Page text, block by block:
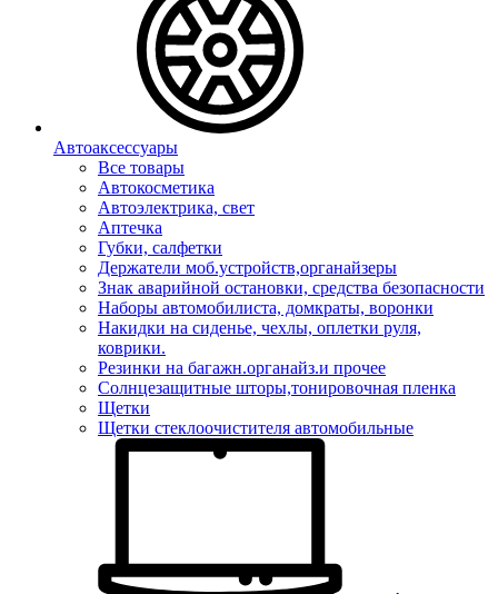
Автоаксессуары
Все товары
Автокосметика
Автоэлектрика, свет
Аптечка
Губки, салфетки
Держатели моб.устройств,органайзеры
Знак аварийной остановки, средства безопасности
Наборы автомобилиста, домкраты, воронки
Накидки на сиденье, чехлы, оплетки руля,
коврики.
Резинки на багажн.органайз.и прочее
Солнцезащитные шторы,тонировочная пленка
Щетки
Щетки стеклоочистителя автомобильные